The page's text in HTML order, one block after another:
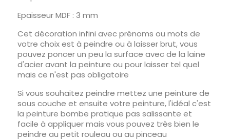
Epaisseur MDF : 3 mm
Cet décoration infini avec prénoms ou mots de
votre choix est à peindre ou à laisser brut, vous
pouvez poncer un peu la surface avec de la laine
d'acier avant la peinture ou pour laisser tel quel
mais ce n'est pas obligatoire
Si vous souhaitez peindre mettez une peinture de
sous couche et ensuite votre peinture, l'idéal c'est
la peinture bombe pratique pas salissante et
facile à appliquer mais vous pouvez très bien le
peindre au petit rouleau ou au pinceau